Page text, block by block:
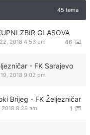
45 tema
ZBIR GLASOVA
46
2018 4:53 pm
- FK Sarajevo
2018 9:02 pm
Brijeg - FK Željezničar
1
2018 8:29 am